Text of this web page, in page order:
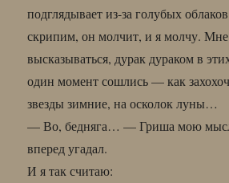
подглядывает из-за голубых
скрипим, он молчит, и я молчу.
высказываться, дурак дураком в
один момент сошлись — как
звезды зимние, на осколок луны…
— Во, бедняга… — Гриша мою
вперед угадал.
И я так считаю: